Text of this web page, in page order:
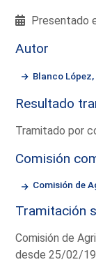
Presentado
Autor
Blanco López,
Resultado
Tramitado por
Comisión
Comisión de
Tramitación
Comisión de
desde 25/02/